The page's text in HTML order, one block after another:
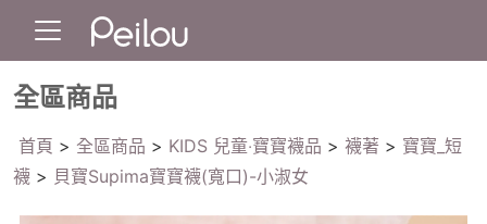
全區商品
首頁 > 全區商品 > KIDS 兒童‧寶寶襪品 > 襪著 > 寶寶_短
襪 > 貝寶Supima寶寶襪(寬口)-小淑女